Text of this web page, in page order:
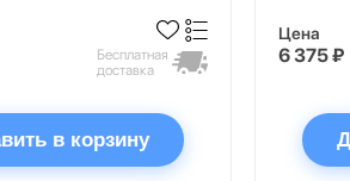
Бесплатная
доставка
в корзину
Цена
6 375 ₽